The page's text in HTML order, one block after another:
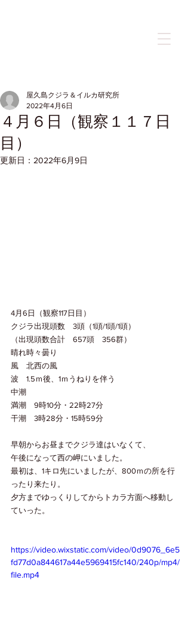
４月６日（観察１１７日
目）
屋久島クジラ＆イルカ研究所
2022年4月6日
更新日： 2022年6月9日
4月6日（観察117日目）
クジラ出現頭数　3頭（1頭/1頭/1頭）
（出現頭数合計　657頭　356群）
晴れ時々曇り
風　北西の風
波　1.5ｍ後、1ｍうねりを伴う
中潮
満潮　9時10分・22時27分
干潮　3時28分・15時59分
早朝からお昼までクジラ達はいなくて、
午後になって西の岬にいました。
最初は、1キロ先にいましたが、800ｍの所を行
ったり来たり。
夕方までゆっくりしてからトカラ方面へ移動し
ていった。
https://video.wixstatic.com/video/0d9076_6e5
fd77d0a844617a44e5969415fc140/240p/mp4/
file.mp4